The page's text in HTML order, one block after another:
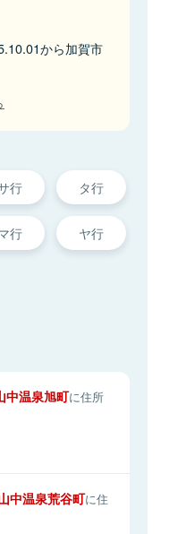
から加賀市
行 タ行
行 ヤ行
中温泉旭町に住所
中温泉荒谷町に住